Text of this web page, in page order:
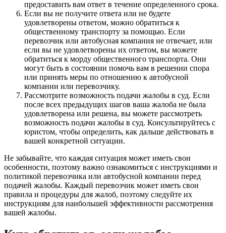
предоставить вам ответ в течение определенного срока.
Если вы не получите ответа или не будете
удовлетворены ответом, можно обратиться к
общественному транспорту за помощью. Если
перевозчик или автобусная компания не отвечает, или
если вы не удовлетворены их ответом, вы можете
обратиться к морду общественного транспорта. Они
могут быть в состоянии помочь вам в решении спора
или принять меры по отношению к автобусной
компании или перевозчику.
Рассмотрите возможность подачи жалобы в суд. Если
после всех предыдущих шагов ваша жалоба не была
удовлетворена или решена, вы можете рассмотреть
возможность подачи жалобы в суд. Консультируйтесь с
юристом, чтобы определить, как дальше действовать в
вашей конкретной ситуации.
Не забывайте, что каждая ситуация может иметь свои
особенности, поэтому важно ознакомиться с инструкциями и
политикой перевозчика или автобусной компании перед
подачей жалобы. Каждый перевозчик может иметь свои
правила и процедуры для жалоб, поэтому следуйте их
инструкциям для наибольшей эффективности рассмотрения
вашей жалобы.